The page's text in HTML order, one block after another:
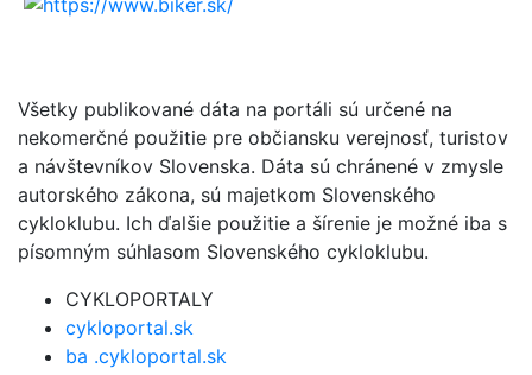
Všetky publikované dáta na portáli sú určené na
nekomerčné použitie pre občiansku verejnosť, turistov
a návštevníkov Slovenska. Dáta sú chránené v zmysle
autorského zákona, sú majetkom Slovenského
cykloklubu. Ich ďalšie použitie a šírenie je možné iba s
písomným súhlasom Slovenského cykloklubu.
CYKLOPORTALY
cykloportal.sk
ba .cykloportal.sk